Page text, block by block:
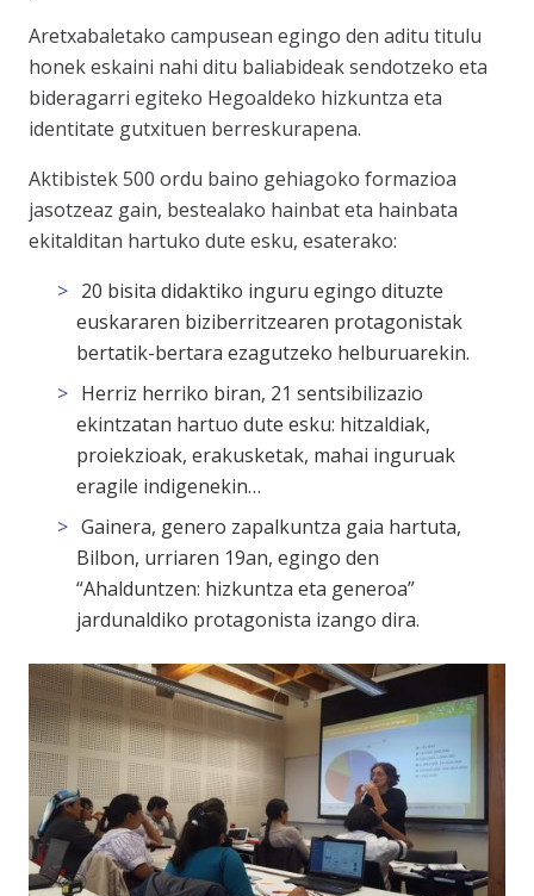
Aretxabaletako campusean egingo den aditu titulu
honek eskaini nahi ditu baliabideak sendotzeko eta
bideragarri egiteko Hegoaldeko hizkuntza eta
identitate gutxituen berreskurapena.
Aktibistek 500 ordu baino gehiagoko formazioa
jasotzeaz gain, bestealako hainbat eta hainbata
ekitalditan hartuko dute esku, esaterako:
20 bisita didaktiko inguru egingo dituzte
euskararen biziberritzearen protagonistak
bertatik-bertara ezagutzeko helburuarekin.
Herriz herriko biran, 21 sentsibilizazio
ekintzatan hartuo dute esku: hitzaldiak,
proiekzioak, erakusketak, mahai inguruak
eragile indigenekin…
Gainera, genero zapalkuntza gaia hartuta,
Bilbon, urriaren 19an, egingo den
“Ahalduntzen: hizkuntza eta generoa”
jardunaldiko protagonista izango dira.